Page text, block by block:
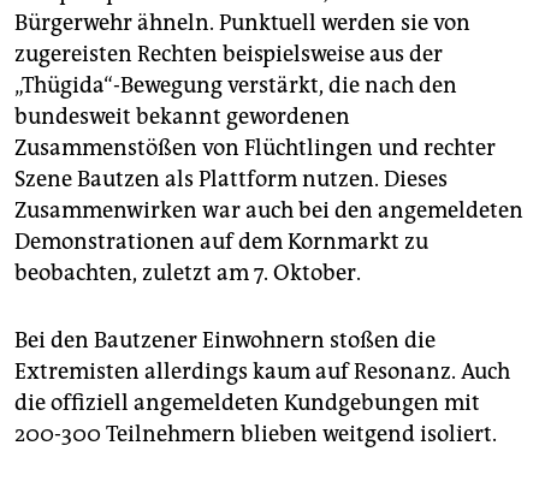
Bürgerwehr ähneln. Punktuell werden sie von
zugereisten Rechten beispielsweise aus der
„Thügida“-Bewegung verstärkt, die nach den
bundesweit bekannt gewordenen
Zusammenstößen von Flüchtlingen und rechter
Szene Bautzen als Plattform nutzen. Dieses
Zusammenwirken war auch bei den angemeldeten
Demonstrationen auf dem Kornmarkt zu
beobachten, zuletzt am 7. Oktober.
Bei den Bautzener Einwohnern stoßen die
Extremisten allerdings kaum auf Resonanz. Auch
die offiziell angemeldeten Kundgebungen mit
200-300 Teilnehmern blieben weitgend isoliert.